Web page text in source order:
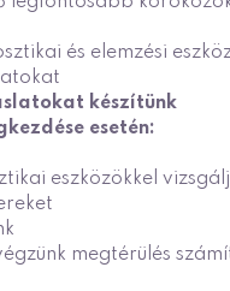
és elemzési
készítünk
esetén:
eszközökkel
megtérülés